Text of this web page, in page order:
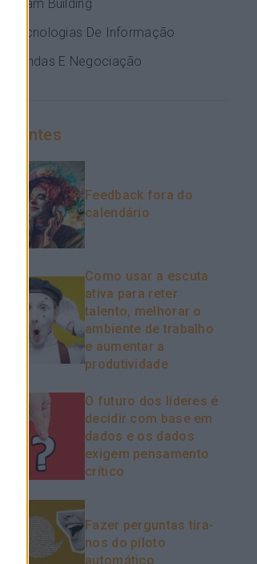
NEUROAPRENDIZAGEM
Team Building
Tecnologias De Informação
Vendas E Negociação
Recentes
Feedback fora do
calendário
Como usar a escuta
ativa para reter
talento, melhorar o
ambiente de trabalho
e aumentar a
produtividade
O futuro dos líderes é
decidir com base em
dados e os dados
exigem pensamento
crítico
Fazer perguntas tira-
nos do piloto
automático